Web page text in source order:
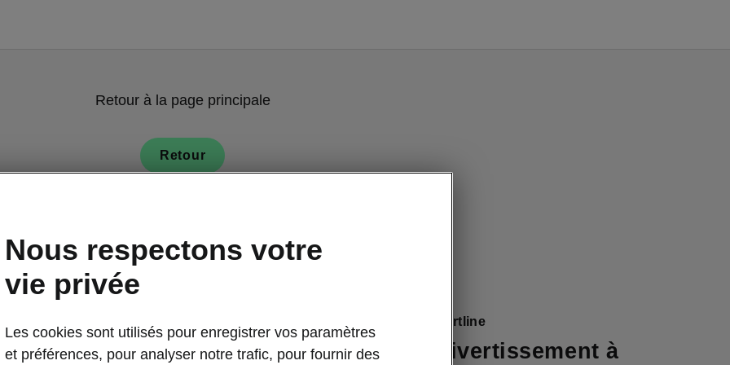
Retour à la page principale
Retour
Connectivité de l’Enyaq Sportline
Système d’infodivertissement à
Nous respectons votre
vie privée
Les cookies sont utilisés pour enregistrer vos paramètres
et préférences, pour analyser notre trafic, pour fournir des